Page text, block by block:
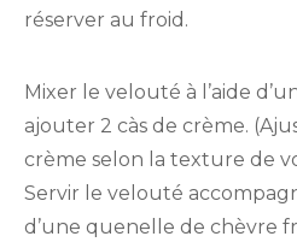
réserver au froid.
Mixer le velouté à l’aide
ajouter 2 càs de crème.
crème selon la texture de
Servir le velouté
d’une quenelle de chèvre